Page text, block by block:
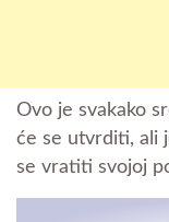
Ovo je svakako
će se utvrditi, ali
se vratiti svojoj